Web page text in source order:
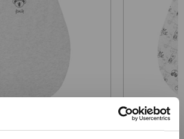
Gray Melange pamut
BOLEY
6351601